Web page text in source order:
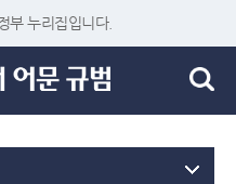
부 누리집입니다.